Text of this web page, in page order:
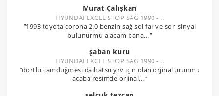
Murat Çalışkan
HYUNDAİ EXCEL STOP SAĞ 1990 - ..
"1993 toyota corona 2.0 benzin sağ sol far ve son sinyal
bulunurmu alacam bana..."
şaban kuru
HYUNDAİ EXCEL STOP SAĞ 1990 - ..
"dörtlü camdüğmesi daihatsu yrv için olan orjinal ürünmü
acaba resimde orjinal..."